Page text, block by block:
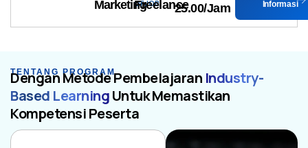
MarketingOF JOB
Freelance25.00/Jam
Informasi
TENTANG PROGRAM
Dengan Metode Pembelajaran Industry-
Based LearningUntuk Memastikan
Kompetensi Peserta